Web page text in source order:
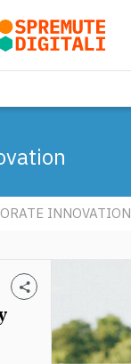
INNOVATION